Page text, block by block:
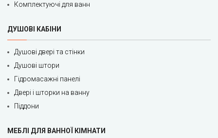
Комплектуючі для ванн
ДУШОВІ КАБІНИ
Душові двері та стінки
Душові штори
Гідромасажні панелі
Двері і шторки на ванну
Піддони
МЕБЛІ ДЛЯ ВАННОЇ КІМНАТИ